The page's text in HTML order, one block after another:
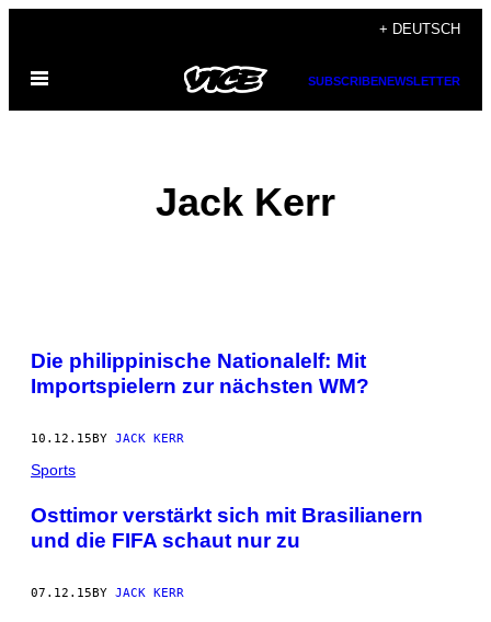
content
+ DEUTSCH
Open
SUBSCRIBENEWSLETTER
Jack Kerr
POSTS
BY
THIS
AUTHOR
Die philippinische Nationalelf: Mit
Importspielern zur nächsten WM?
10.12.15BY JACK KERR
Sports
Osttimor verstärkt sich mit Brasilianern
und die FIFA schaut nur zu
07.12.15BY JACK KERR